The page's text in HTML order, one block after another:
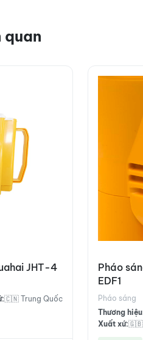
quan
JHT-4
🇨🇳 Trung Quốc
Pháo
EDF1
Pháo sáng
Thương
Xuất xứ:🇬🇧